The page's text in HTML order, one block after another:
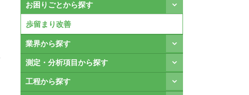
お困りごとから探す
歩留まり改善
業界から探す
測定・分析項目から探す
工程から探す